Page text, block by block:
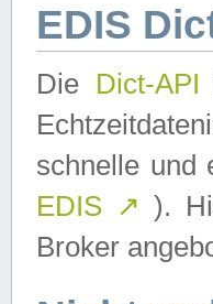
EDIS
Die Dict-API
schnelle und
EDIS ↗ ).
Broker